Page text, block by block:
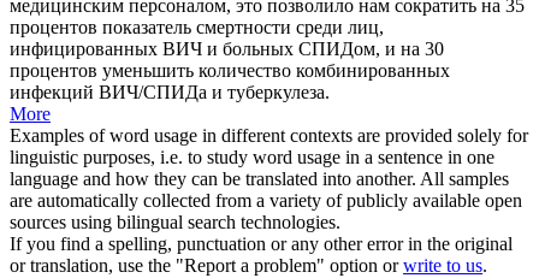
медицинским персоналом, это позволило нам сократить на 35
процентов показатель смертности среди лиц,
инфицированных ВИЧ и больных СПИДом, и на 30
процентов уменьшить количество комбинированных
инфекций ВИЧ/СПИДа и туберкулеза.
More
Examples of word usage in different contexts are provided solely for
linguistic purposes, i.e. to study word usage in a sentence in one
language and how they can be translated into another. All samples
are automatically collected from a variety of publicly available open
sources using bilingual search technologies.
If you find a spelling, punctuation or any other error in the original
or translation, use the "Report a problem" option orwrite to us.